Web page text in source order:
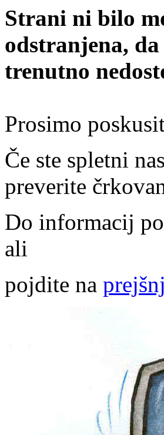
Strani ni bilo
odstranjena,
trenutno
Prosimo
Če ste spletni
preverite
Do informacij
ali
pojdite na